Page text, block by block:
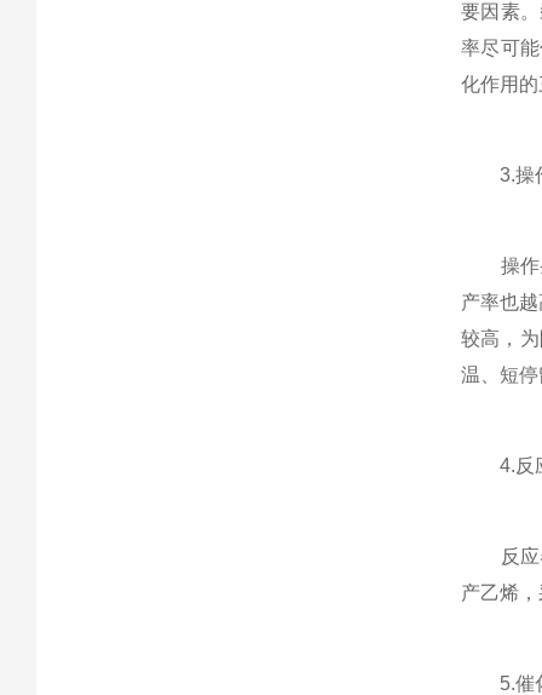
要因素
率尽可
化作用
3.操作
操作条
产率也
较高，
温、短
4.反应
反应器
产乙烯
5.催